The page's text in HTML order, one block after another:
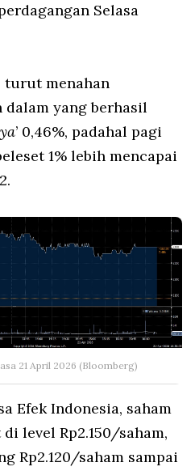
Selasa
turut menahan
dalam yang berhasil
’ 0,46%, padahal pagi
1% lebih mencapai
21 April 2026 (Bloomberg)
Efek Indonesia, saham
level Rp2.150/saham,
Rp2.120/saham sampai